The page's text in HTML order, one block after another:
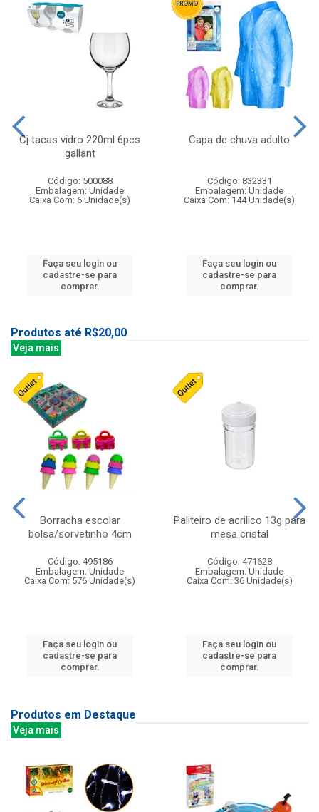
Cj tacas vidro 220ml 6pcs
gallant
Código: 500088
Embalagem: Unidade
Caixa Com: 6 Unidade(s)
Faça seu login ou
cadastre-se para
comprar.
Capa de chuva adulto
Código: 832331
Embalagem: Unidade
Caixa Com: 144 Unidade(s)
Faça seu login ou
cadastre-se para
comprar.
Produtos até R$20,00
Veja mais
Borracha escolar
bolsa/sorvetinho 4cm
Código: 495186
Embalagem: Unidade
Caixa Com: 576 Unidade(s)
Faça seu login ou
cadastre-se para
comprar.
Paliteiro de acrilico 13g para
mesa cristal
Código: 471628
Embalagem: Unidade
Caixa Com: 36 Unidade(s)
Faça seu login ou
cadastre-se para
comprar.
Produtos em Destaque
Veja mais